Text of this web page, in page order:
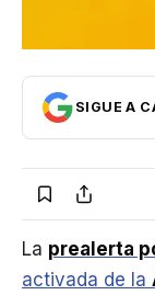
SIGUE A
La prealerta
activada de la